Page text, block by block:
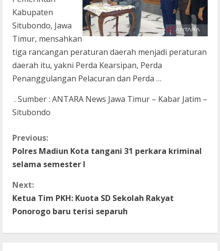
Kabupaten
Situbondo, Jawa
Timur, mensahkan
tiga rancangan peraturan daerah menjadi peraturan
daerah itu, yakni Perda Kearsipan, Perda
Penanggulangan Pelacuran dan Perda …
. Sumber : ANTARA News Jawa Timur – Kabar Jatim –
Situbondo
C
o
n
t
Previous:
Polres Madiun Kota tangani 31 perkara kriminal
selama semester I
Next:
Ketua Tim PKH: Kuota SD Sekolah Rakyat
Ponorogo baru terisi separuh